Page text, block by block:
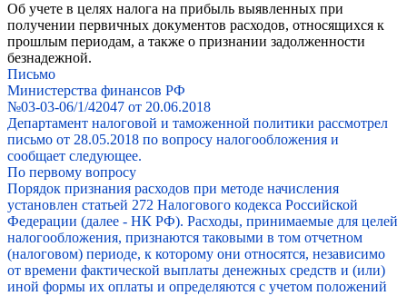
Об учете в целях налога на прибыль выявленных при
получении первичных документов расходов, относящихся к
прошлым периодам, а также о признании задолженности
безнадежной.
Письмо
Министерства финансов РФ
№03-03-06/1/42047 от 20.06.2018
Департамент налоговой и таможенной политики рассмотрел
письмо от 28.05.2018 по вопросу налогообложения и
сообщает следующее.
По первому вопросу
Порядок признания расходов при методе начисления
установлен статьей 272 Налогового кодекса Российской
Федерации (далее - НК РФ). Расходы, принимаемые для целей
налогообложения, признаются таковыми в том отчетном
(налоговом) периоде, к которому они относятся, независимо
от времени фактической выплаты денежных средств и (или)
иной формы их оплаты и определяются с учетом положений